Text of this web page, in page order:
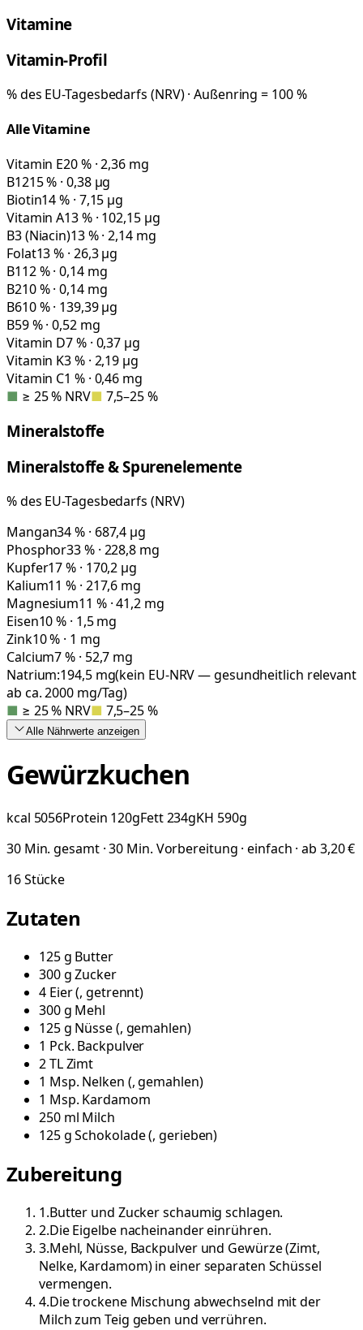
Vitamine
Vitamin-Profil
% des EU-Tagesbedarfs (NRV) · Außenring = 100 %
Alle Vitamine
Vitamin E20 % · 2,36 mg
B1215 % · 0,38 µg
Biotin14 % · 7,15 µg
Vitamin A13 % · 102,15 µg
B3 (Niacin)13 % · 2,14 mg
Folat13 % · 26,3 µg
B112 % · 0,14 mg
B210 % · 0,14 mg
B610 % · 139,39 µg
B59 % · 0,52 mg
Vitamin D7 % · 0,37 µg
Vitamin K3 % · 2,19 µg
Vitamin C1 % · 0,46 mg
■ ≥ 25 % NRV■ 7,5–25 %
Mineralstoffe
Mineralstoffe & Spurenelemente
% des EU-Tagesbedarfs (NRV)
Mangan34 % · 687,4 µg
Phosphor33 % · 228,8 mg
Kupfer17 % · 170,2 µg
Kalium11 % · 217,6 mg
Magnesium11 % · 41,2 mg
Eisen10 % · 1,5 mg
Zink10 % · 1 mg
Calcium7 % · 52,7 mg
Natrium:194,5mg(kein EU-NRV — gesundheitlich relevant
ab ca. 2000 mg/Tag)
■ ≥ 25 % NRV■ 7,5–25 %
Alle Nährwerte anzeigen
Gewürzkuchen
kcal 5056Protein 120gFett234gKH 590g
30 Min. gesamt · 30 Min. Vorbereitung · einfach · ab 3,20 €
16Stücke
Zutaten
125g Butter
300gZucker
4 Eier(, getrennt)
300g Mehl
125g Nüsse(, gemahlen)
1 Pck. Backpulver
2TLZimt
1 Msp. Nelken (, gemahlen)
1 Msp. Kardamom
250 ml Milch
125gSchokolade(, gerieben)
Zubereitung
1.Butter und Zucker schaumig schlagen.
2.Die Eigelbe nacheinander einrühren.
3.Mehl, Nüsse, Backpulver und Gewürze (Zimt,
Nelke, Kardamom) in einer separaten Schüssel
vermengen.
4.Die trockene Mischung abwechselnd mit der
Milch zum Teig geben und verrühren.